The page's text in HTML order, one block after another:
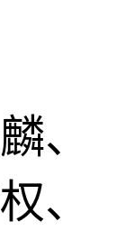
、
、